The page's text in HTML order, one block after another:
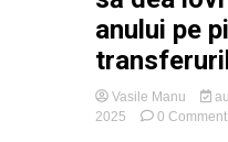
anului pe
Vasile Manu
2025
0 Comment